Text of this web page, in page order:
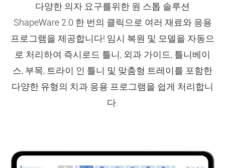
다양한 의자 요구를위한 원 스톱 솔루션
ShapeWare 2.0 한 번의 클릭으로 여러 재료와 응용
프로그램을 제공합니다! 임시 복원 및 모델을 자동으
로 처리하여 즉시로드 틀니, 외과 가이드, 틀니베이
스, 부목, 트라이 인 틀니 및 맞춤형 트레이를 포함한
다양한 유형의 치과 응용 프로그램을 쉽게 처리합니
다.